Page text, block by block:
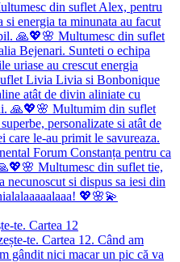
te. Cartea 12